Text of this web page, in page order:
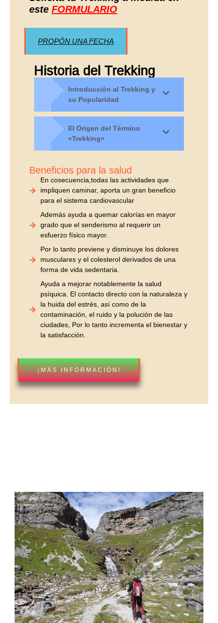
este FORMULARIO
PROPÓN UNA FECHA
Historia del Trekking
Introducción al Trekking y
su Popularidad
El Origen del Término
«Trekking»
Beneficios para la salud
En cosecuencia,todas las actividades que
impliquen caminar, aporta un gran beneficio
para el sistema cardiovascular
Además ayuda a quemar calorías en mayor
grado que el senderismo al requerir un
esfuerzo físico mayor.
Por lo tanto previene y disminuye los dolores
musculares y el colesterol derivados de una
forma de vida sedentaria.
Ayuda a mejorar notablemente la salud
psíquica. El contacto directo con la naturaleza y
la huida del estrés, así como de la
contaminación, el ruido y la polución de las
ciudades, Por lo tanto incrementa el bienestar y
la satisfacción.
¡MÁS INFORMACIÓN!